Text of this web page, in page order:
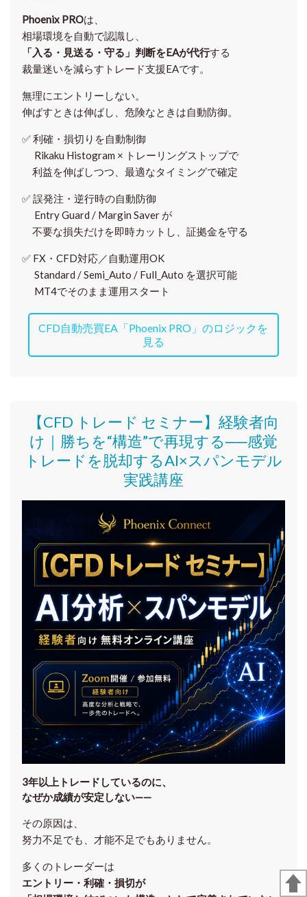
Phoenix PROは、
相場環境を自動で認識し、
「入る・見送る・守る」判断をEAが代行する
裁量迷いを減らすトレード支援EAです。
無理にエントリーしない。
伸ばすときは伸ばし、危険なときは自動防御。
✅利確・損切りを自動制御
Rikaku Histogram × トレーリングストップで
利益を伸ばしつつ、最適なタイミングで確定
✅誤発注・逆行時の自動防御
Entry Guard / Margin Saver が
不要な損失だけを即時カットし、証拠金を守る
✅ FX・CFD対応／自動運用OK
Standard / Semi_Auto / Full_Auto を選択可能
MT4でそのまま運用スタート
CFD自動売買EA「Phoenix PRO」のロジックを
見る
【CFD トレード セミナー】 経験者向
け｜ 勝ちを“構造”で再現する──感覚
トレードを脱却するAI×スパンモデル
実践講座
3年以上トレードしているのに、
なぜか成績が安定しない——
その原因は、
努力不足でも、才能不足でもありません。
多くのトレーダーは
エントリー・利確・損切が